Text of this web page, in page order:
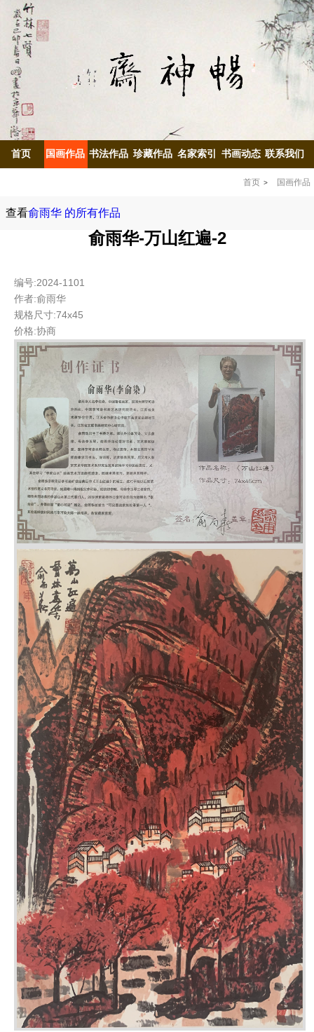
首页 国画作品 书法作品 珍藏作品 名家索引 书画动态 联系我们
首页 国画作品
查看俞雨华 的所有作品
俞雨华-万山红遍-2
编号:2024-1101
作者:俞雨华
规格尺寸:74x45
价格:协商